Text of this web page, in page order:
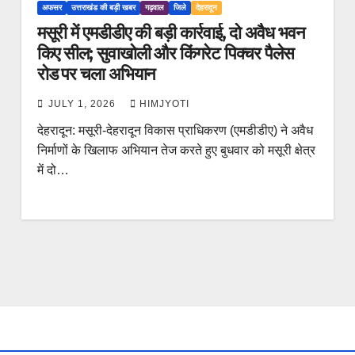
अफसर उत्तराखंड की बड़ी खबर गढ़वाल जिले देहरादून
मसूरी में एमडीडीए की बड़ी कार्रवाई, दो अवैध भवन
किए सील; सुवाखोली और किंगरेट पिक्चर पैलेस
रोड पर चला अभियान
JULY 1, 2026 HIMJYOTI
देहरादून: मसूरी-देहरादून विकास प्राधिकरण (एमडीडीए) ने अवैध
निर्माणों के खिलाफ अभियान तेज करते हुए बुधवार को मसूरी क्षेत्र
में दो…